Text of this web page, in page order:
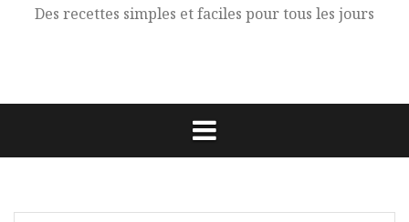
Des recettes simples et faciles pour tous les jours